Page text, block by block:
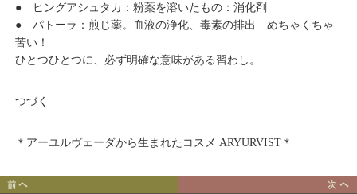
● ヒングアシュタカ：粉薬を溶いたもの：消化剤
● パトーラ：煎じ薬。血液の浄化、毒素の排出 めちゃくちゃ
苦い！
ひとつひとつに、必ず明確な意味がある習わし。
つづく
＊アーユルヴェーダから生まれたコスメ ARYURVIST＊